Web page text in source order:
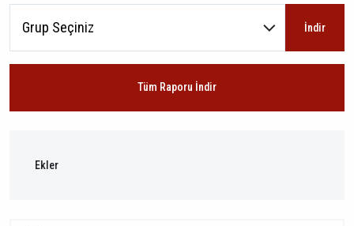
Tüm Raporu İndir
Ekler